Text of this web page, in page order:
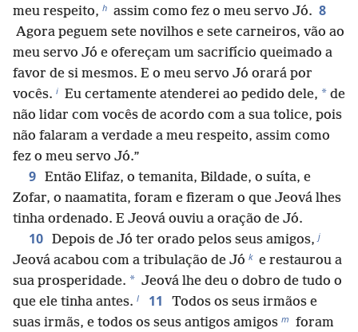
meu respeito, h assim como fez o meu servo Jó. 8
Agora peguem sete novilhos e sete carneiros, vão ao
meu servo Jó e ofereçam um sacrifício queimado a
favor de si mesmos. E o meu servo Jó orará por
vocês. i Eu certamente atenderei ao pedido dele, * de
não lidar com vocês de acordo com a sua tolice, pois
não falaram a verdade a meu respeito, assim como
fez o meu servo Jó.”
9 Então Elifaz, o temanita, Bildade, o suíta, e
Zofar, o naamatita, foram e fizeram o que Jeová lhes
tinha ordenado. E Jeová ouviu a oração de Jó.
10 Depois de Jó ter orado pelos seus amigos, j
Jeová acabou com a tribulação de Jó k e restaurou a
sua prosperidade. * Jeová lhe deu o dobro de tudo o
que ele tinha antes. l 11
Todos os seus irmãos e
suas irmãs, e todos os seus antigos amigos m foram